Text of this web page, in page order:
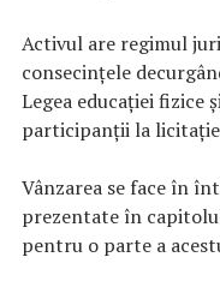
Activul are regimul
consecințele
Legea educaţiei fizice
participanții la licitație
Vânzarea se face în
prezentate în
pentru o parte a